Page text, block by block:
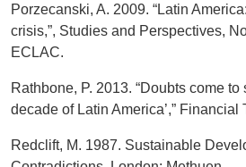
Porzecanski, A. 2009. “Latin
crisis,”, Studies and Perspectives,
ECLAC.
Rathbone, P. 2013. “Doubts come to
decade of Latin America’,” Financial
Redclift, M. 1987. Sustainable